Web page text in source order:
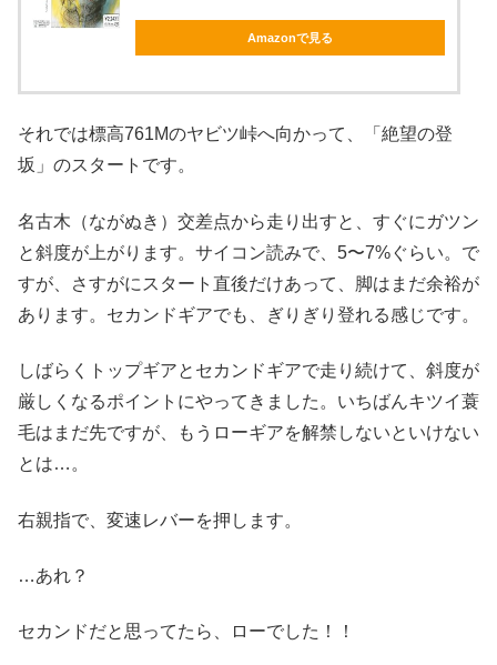
Amazonで見る
それでは標高761Mのヤビツ峠へ向かって、「絶望の登
坂」のスタートです。
名古木（ながぬき）交差点から走り出すと、すぐにガツン
と斜度が上がります。サイコン読みで、5〜7%ぐらい。で
すが、さすがにスタート直後だけあって、脚はまだ余裕が
あります。セカンドギアでも、ぎりぎり登れる感じです。
しばらくトップギアとセカンドギアで走り続けて、斜度が
厳しくなるポイントにやってきました。いちばんキツイ蓑
毛はまだ先ですが、もうローギアを解禁しないといけない
とは…。
右親指で、変速レバーを押します。
…あれ？
セカンドだと思ってたら、ローでした！！